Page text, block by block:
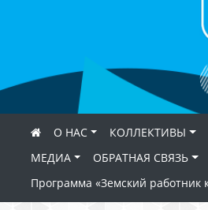
О НАС КОЛЛЕКТИВЫ
МЕДИА
ОБРАТНАЯ СВЯЗЬ
Программа «Земский работник